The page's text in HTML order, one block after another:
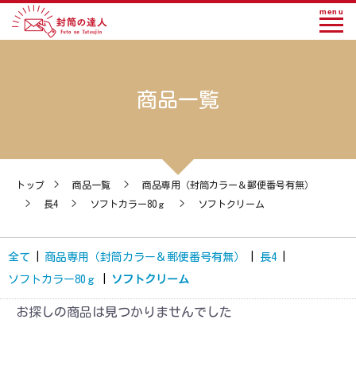
menu
商品一覧
トップ > 商品一覧 >
商品専用（封筒カラー＆郵便番号有無）
>
長4 > ソフトカラー80ｇ > ソフトクリーム
全て 商品専用（封筒カラー＆郵便番号有無） 長4
ソフトカラー80ｇ
ソフトクリーム
お探しの商品は見つかりませんでした